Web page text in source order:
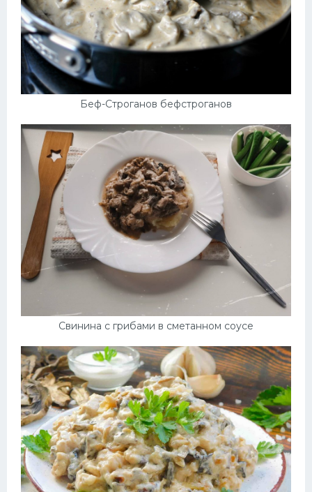
Беф-Строганов бефстроганов
Свинина с грибами в сметанном соусе